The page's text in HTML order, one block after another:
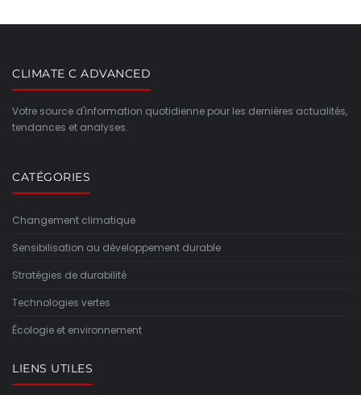
CLIMATE C ADVANCED
Votre source d'information quotidienne pour les dernières actualités,
tendances et analyses.
CATÉGORIES
Changement climatique
Sensibilisation au développement durable
Stratégies de durabilité
Technologies vertes
Écologie et environnement
LIENS UTILES